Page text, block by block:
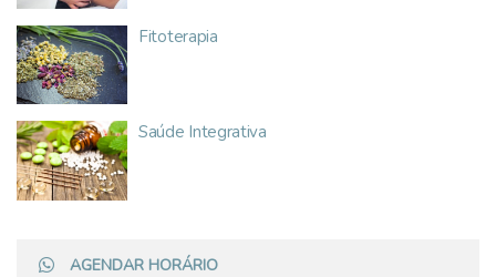
Fitoterapia
Saúde Integrativa
AGENDAR HORÁRIO